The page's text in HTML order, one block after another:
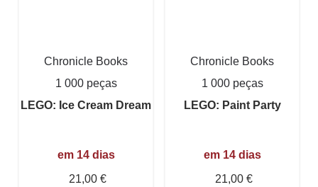
Chronicle Books
1 000 peças
LEGO: Ice Cream Dream
em 14 dias
21,00 €
Chronicle Books
1 000 peças
LEGO: Paint Party
em 14 dias
21,00 €